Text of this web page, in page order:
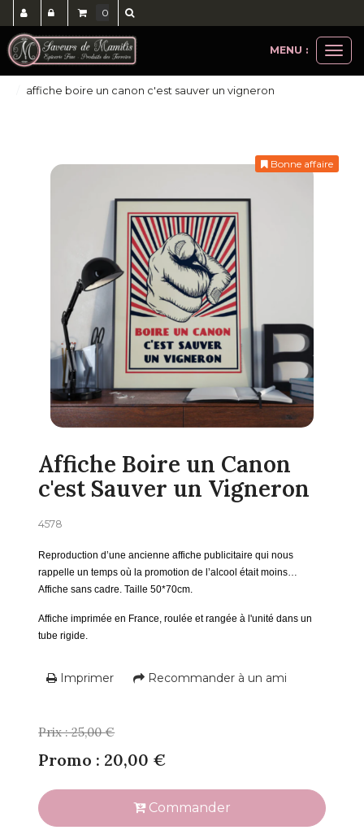
le
MENU :
idées cadeaux
affiche boire un canon c'est sauver un vigneron
Bonne affaire
Affiche Boire un Canon
c'est Sauver un Vigneron
4578
Reproduction d’une ancienne affiche publicitaire qui nous
rappelle un temps où la promotion de l’alcool était moins…
Affiche sans cadre.Taille 50*70cm.
Affiche imprimée en France, roulée et rangée à l'unité dans un
tube rigide.
Imprimer Recommander à un ami
Prix : 25,00 €
Promo : 20,00 €
Commander
0